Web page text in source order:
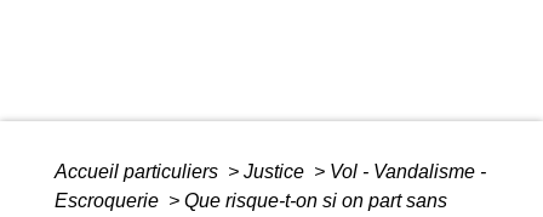
Accueil particuliers > Justice > Vol - Vandalisme -
Escroquerie > Que risque-t-on si on part sans